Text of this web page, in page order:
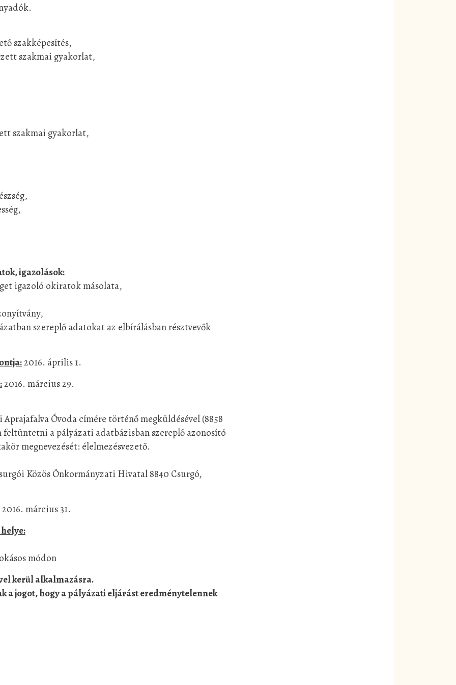
szakképesítés,
szakmai gyakorlat,
szakmai gyakorlat,
igazolások:
igazoló okiratok másolata,
szereplő adatokat az elbírálásban résztvevők
2016. április 1.
2016. március 29.
Óvoda címére történő megküldésével (8858
a pályázati adatbázisban szereplő azonosító
megnevezését: élelmezésvezető.
Közös Önkormányzati Hivatal 8840 Csurgó,
2016. március 31.
módon
kerül alkalmazásra.
a jogot, hogy a pályázati eljárást eredménytelennek